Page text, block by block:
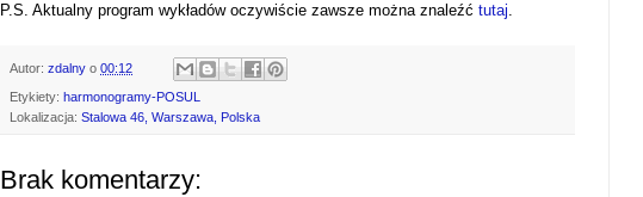
P.S. Aktualny program wykładów oczywiście zawsze można znaleźć tutaj
Autor: zdalny o 00:12
Etykiety: harmonogramy-POSUL
Lokalizacja: Stalowa 46, Warszawa, Polska
Brak komentarzy: